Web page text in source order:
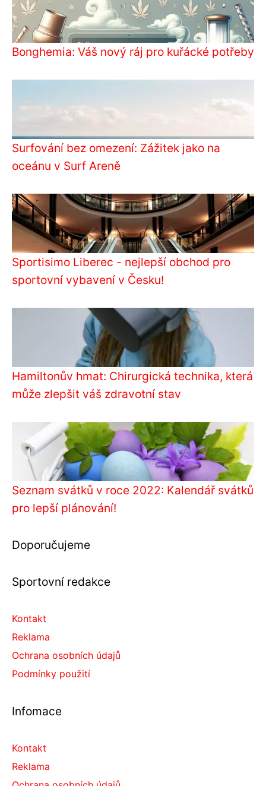
Bonghemia: Váš nový ráj pro kuřácké potřeby
Surfování bez omezení: Zážitek jako na
oceánu v Surf Areně
Sportisimo Liberec - nejlepší obchod pro
sportovní vybavení v Česku!
Hamiltonův hmat: Chirurgická technika, která
může zlepšit váš zdravotní stav
Seznam svátků v roce 2022: Kalendář svátků
pro lepší plánování!
Doporučujeme
Sportovní redakce
Kontakt
Reklama
Ochrana osobních údajů
Podmínky použití
Infomace
Kontakt
Reklama